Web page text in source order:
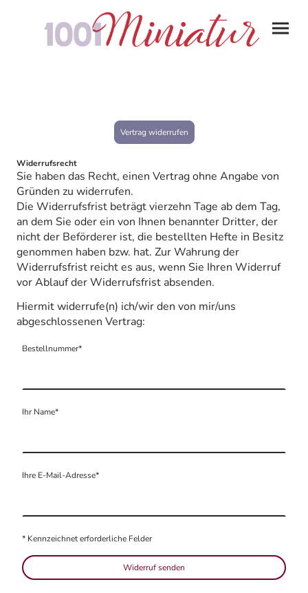
Vertrag widerrufen
Widerrufsrecht
Sie haben das Recht, einen Vertrag ohne Angabe von
Gründen zu widerrufen.
Die Widerrufsfrist beträgt vierzehn Tage ab dem Tag,
an dem Sie oder ein von Ihnen benannter Dritter, der
nicht der Beförderer ist, die bestellten Hefte in Besitz
genommen haben bzw. hat. Zur Wahrung der
Widerrufsfrist reicht es aus, wenn Sie Ihren Widerruf
vor Ablauf der Widerrufsfrist absenden.
Hiermit widerrufe(n) ich/wir den von mir/uns
abgeschlossenen Vertrag:
Bestellnummer*
Ihr Name*
Ihre E-Mail-Adresse*
* Kennzeichnet erforderliche Felder
Widerruf senden